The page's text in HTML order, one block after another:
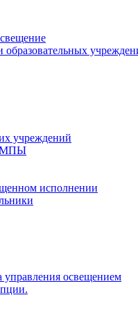
учреждений
исполнении
управления освещением